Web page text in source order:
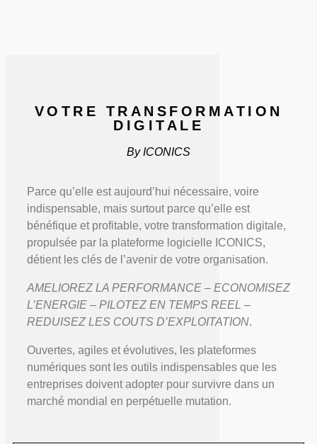
VOTRE TRANSFORMATION
DIGITALE
By ICONICS
Parce qu’elle est aujourd’hui nécessaire, voire
indispensable, mais surtout parce qu’elle est
bénéfique et profitable, votre transformation digitale,
propulsée par la plateforme logicielle ICONICS,
détient les clés de l’avenir de votre organisation.
AMELIOREZ LA PERFORMANCE – ECONOMISEZ
L’ENERGIE – PILOTEZ EN TEMPS REEL –
REDUISEZ LES COUTS D’EXPLOITATION.
Ouvertes, agiles et évolutives, les plateformes
numériques sont les outils indispensables que les
entreprises doivent adopter pour survivre dans un
marché mondial en perpétuelle mutation.